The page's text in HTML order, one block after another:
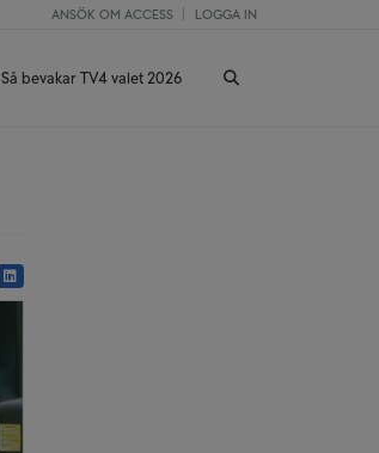
ANSÖK OM ACCESS LOGGA IN
Så bevakar TV4 valet 2026